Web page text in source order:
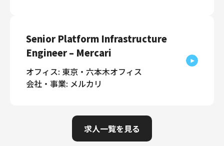
Senior Platform Infrastructure
Engineer – Mercari
オフィス: 東京・六本木オフィス
会社・事業: メルカリ
求人一覧を見る